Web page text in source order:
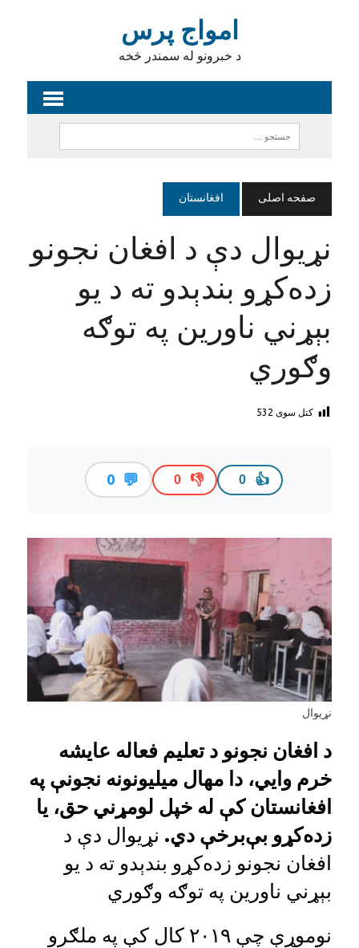
امواج پرس
د خبرونو له سمندر څخه
صفحه اصلی افغانستان
نړيوال دې د افغان نجونو
زده‌کړو بندېدو ته د يو
بېړني ناورين په توګه
وګوري
کتل سوی 532
👍
0
👎
0
💬
0
نړيوال
د افغان نجونو د تعلیم فعاله عایشه
خرم وایي، دا مهال میلیونونه نجونې په
افغانستان کې له خپل لومړني حق، یا
زده‌کړو بې‌برخې دي. نړيوال دې د
افغان نجونو زده‌کړو بندېدو ته د يو
بېړني ناورين په توګه وګوري
نوموړې چې ۲۰۱۹ کال کې په ملګرو